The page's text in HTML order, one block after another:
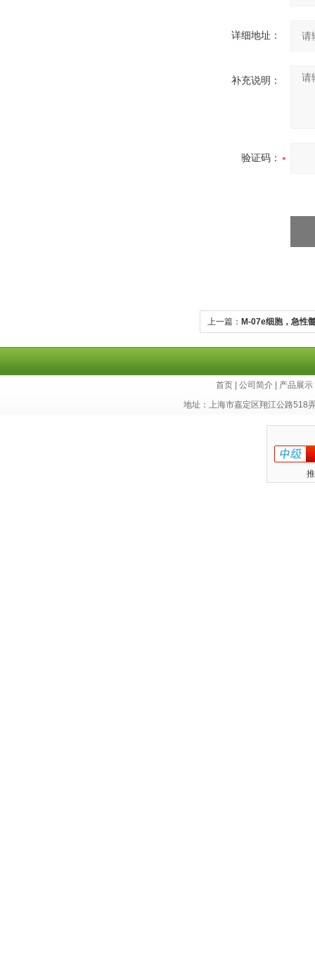
详细地址：
补充说明：
验证码：
上一篇： M-07e细胞，急性
首页 公司简介 产品展示
地址：上海市嘉定区翔江公路518